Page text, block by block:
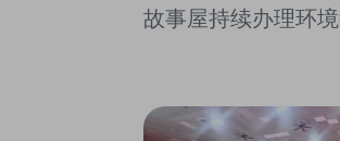
故事屋持续办理环